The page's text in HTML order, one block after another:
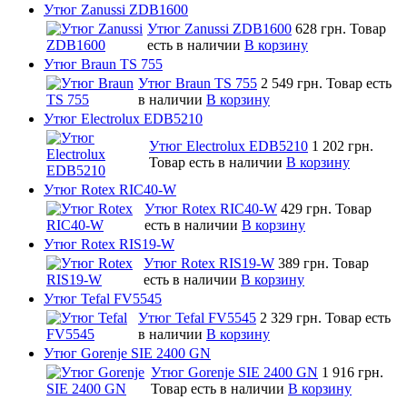
Утюг Zanussi ZDB1600
Утюг Zanussi ZDB1600 628 грн. Товар
есть в наличии В корзину
Утюг Braun TS 755
Утюг Braun TS 755 2 549 грн. Товар есть
в наличии В корзину
Утюг Electrolux EDB5210
Утюг Electrolux EDB5210 1 202 грн.
Товар есть в наличии В корзину
Утюг Rotex RIC40-W
Утюг Rotex RIC40-W 429 грн. Товар
есть в наличии В корзину
Утюг Rotex RIS19-W
Утюг Rotex RIS19-W 389 грн. Товар
есть в наличии В корзину
Утюг Tefal FV5545
Утюг Tefal FV5545 2 329 грн. Товар есть
в наличии В корзину
Утюг Gorenje SIE 2400 GN
Утюг Gorenje SIE 2400 GN 1 916 грн.
Товар есть в наличии В корзину